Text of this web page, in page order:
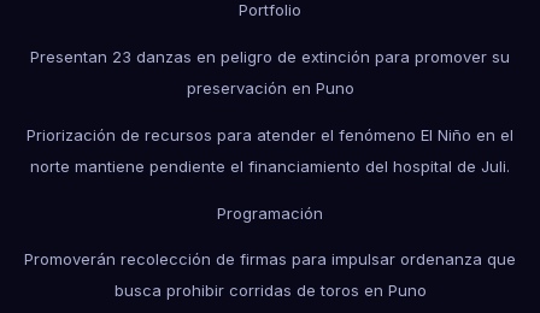
Portfolio
Presentan 23 danzas en peligro de extinción para promover su
preservación en Puno
Priorización de recursos para atender el fenómeno El Niño en el
norte mantiene pendiente el financiamiento del hospital de Juli.
Programación
Promoverán recolección de firmas para impulsar ordenanza que
busca prohibir corridas de toros en Puno